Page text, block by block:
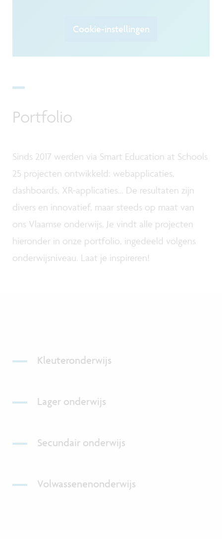
Cookie-instellingen
Portfolio
Sinds 2017 werden via Smart Education at Schools
25 projecten ontwikkeld: webapplicaties,
dashboards, XR-applicaties… De resultaten zijn
divers en innovatief, maar steeds op maat van
ons Vlaamse onderwijs. Je vindt alle projecten
hieronder in onze portfolio, ingedeeld volgens
onderwijsniveau. Laat je inspireren!
Kleuteronderwijs
Lager onderwijs
Secundair onderwijs
Volwassenenonderwijs